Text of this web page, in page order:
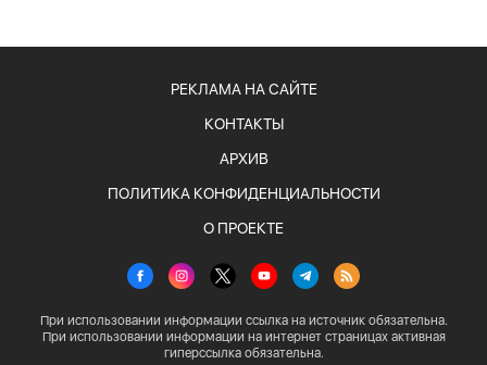
РЕКЛАМА НА САЙТЕ
КОНТАКТЫ
АРХИВ
ПОЛИТИКА КОНФИДЕНЦИАЛЬНОСТИ
О ПРОЕКТЕ
При использовании информации ссылка на источник обязательна.
При использовании информации на интернет страницах активная
гиперссылка обязательна.